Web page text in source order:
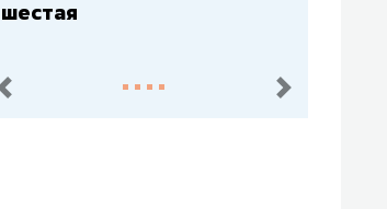
пред. след.